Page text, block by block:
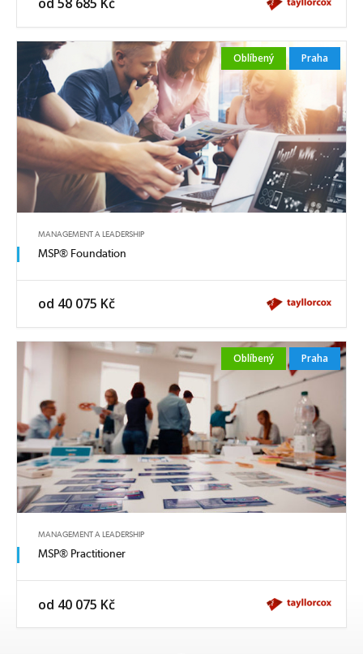
Oblíbený Praha
MANAGEMENT A LEADERSHIP
MSP® Foundation
od 40 075 Kč
Oblíbený Praha
MANAGEMENT A LEADERSHIP
MSP® Practitioner
od 40 075 Kč